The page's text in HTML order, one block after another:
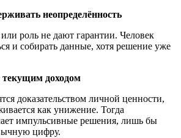
неопределённость
роль не дают гарантии. Человек
и собирать данные, хотя решение уже
текущим доходом
доказательством личной ценности,
как унижение. Тогда
импульсивные решения, лишь бы
цифру.